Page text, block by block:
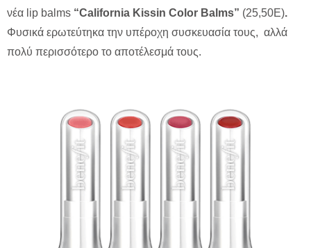
νέα lip balms “California Kissin Color Balms” (25,50E).
Φυσικά ερωτεύτηκα την υπέροχη συσκευασία τους, αλλά
πολύ περισσότερο το αποτέλεσμά τους.